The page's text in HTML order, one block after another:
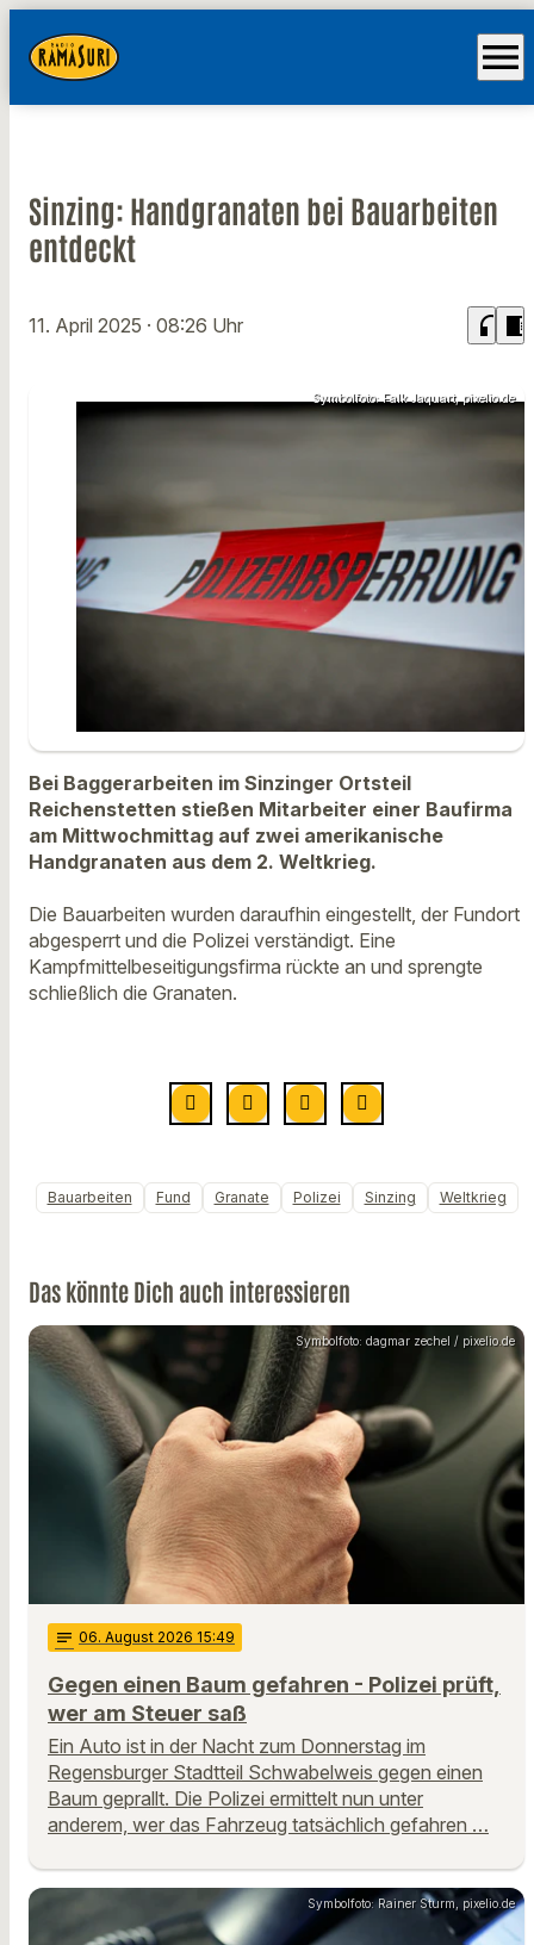
menu
Sinzing: Handgranaten bei Bauarbeiten
entdeckt
11. April 2025 · 08:26 Uhr headphones chrome_reader_mode
Symbolfoto: Falk Jaquart, pixelio.de
Bei Baggerarbeiten im Sinzinger Ortsteil
Reichenstetten stießen Mitarbeiter einer Baufirma
am Mittwochmittag auf zwei amerikanische
Handgranaten aus dem 2. Weltkrieg.
Die Bauarbeiten wurden daraufhin eingestellt, der Fundort
abgesperrt und die Polizei verständigt. Eine
Kampfmittelbeseitigungsfirma rückte an und sprengte
schließlich die Granaten.
Bauarbeiten Fund Granate Polizei Sinzing Weltkrieg
Das könnte Dich auch interessieren
Symbolfoto: dagmar zechel / pixelio.de
notes 06. August 2026 15:49
Gegen einen Baum gefahren - Polizei prüft,
wer am Steuer saß
Ein Auto ist in der Nacht zum Donnerstag im
Regensburger Stadtteil Schwabelweis gegen einen
Baum geprallt. Die Polizei ermittelt nun unter
anderem, wer das Fahrzeug tatsächlich gefahren …
Symbolfoto: Rainer Sturm, pixelio.de